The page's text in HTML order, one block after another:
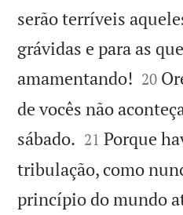
serão terríveis
grávidas e para as
amamentando! 

20
de vocês não
sábado. 

21 Porque
tribulação, como
princípio do mundo